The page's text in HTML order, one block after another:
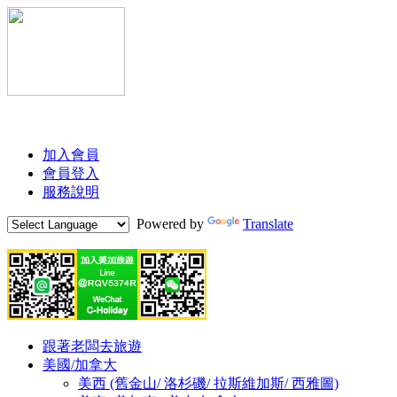
加入會員
會員登入
服務說明
Powered by Translate
Skip
content
跟著老闆去旅遊
美國/加拿大
美西 (舊金山/ 洛杉磯/ 拉斯維加斯/ 西雅圖)